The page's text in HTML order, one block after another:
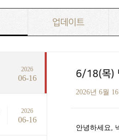
업데이트
2026
06-16
2026
06-16
6/18(목)
2026년 6월
안녕하세요,